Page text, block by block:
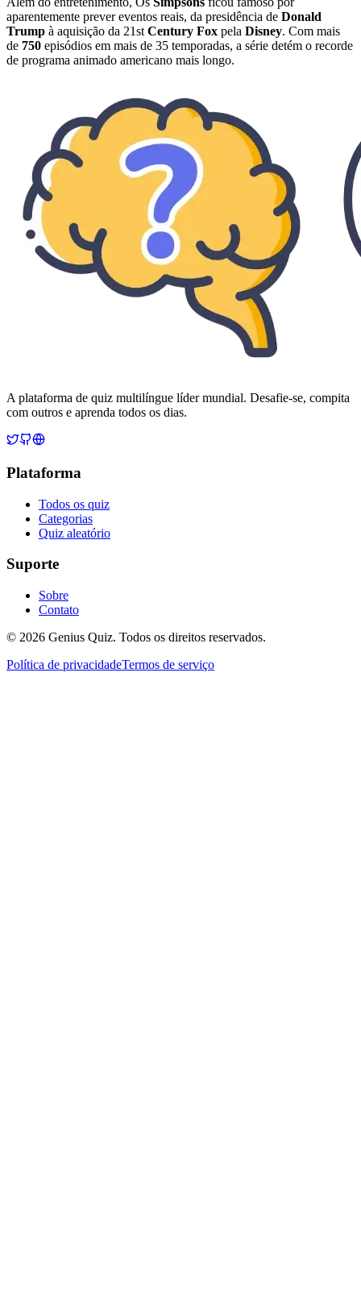
aparentemente prever eventos reais, da presidência de Donald
Trump à aquisição da 21st Century Fox pela Disney. Com mais
de 750 episódios em mais de 35 temporadas, a série detém o recorde
de programa animado americano mais longo.
A plataforma de quiz multilíngue líder mundial. Desafie-se, compita
com outros e aprenda todos os dias.
Plataforma
Todos os quiz
Categorias
Quiz aleatório
Suporte
Sobre
Contato
© 2026 Genius Quiz. Todos os direitos reservados.
Política de privacidadeTermos de serviço